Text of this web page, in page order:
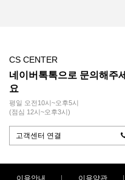
CS CENTER
네이버톡톡으로 문의해주세
요
평일 오전10시~오후5시
(점심 12시~오후3시)
고객센터 연결
이용안내 이용약관